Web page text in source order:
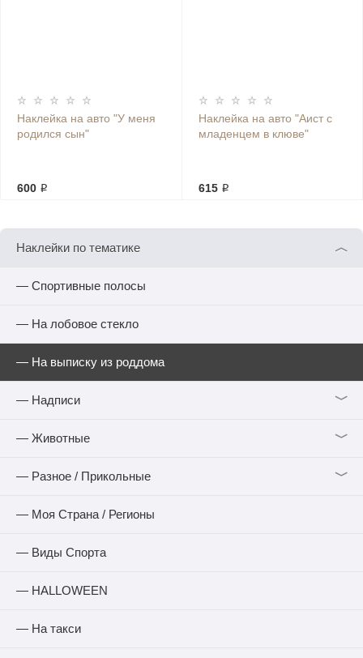
Наклейка на авто "У меня
родился сын"
600 ₽
Наклейка на авто "Аист с
младенцем в клюве"
615 ₽
Наклейки по тематике ︿
— Спортивные полосы
— На лобовое стекло
— На выписку из роддома
— Надписи ﹀
— Животные ﹀
— Разное / Прикольные ﹀
— Моя Страна / Регионы
— Виды Спорта
— HALLOWEEN
— На такси